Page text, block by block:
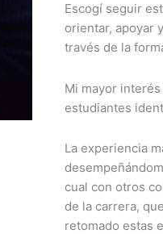
Escogí seguir
orientar, apoyar
través de la
Mi mayor
estudiantes
La experiencia
cual con otros
de la carrera,
retomado estas